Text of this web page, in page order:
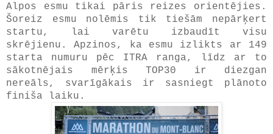
Alpos esmu tikai pāris reizes orientējies.
Šoreiz esmu nolēmis tik tiešām nepārķert
startu, lai varētu izbaudīt visu
skrējienu. Apzinos, ka esmu izlikts ar 149
starta numuru pēc ITRA ranga, līdz ar to
sākotnējais mērķis TOP30 ir diezgan
nereāls, svarīgākais ir sasniegt plānoto
finiša laiku.